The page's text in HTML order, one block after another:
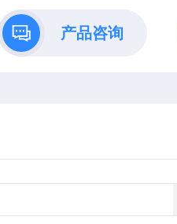
产品咨询